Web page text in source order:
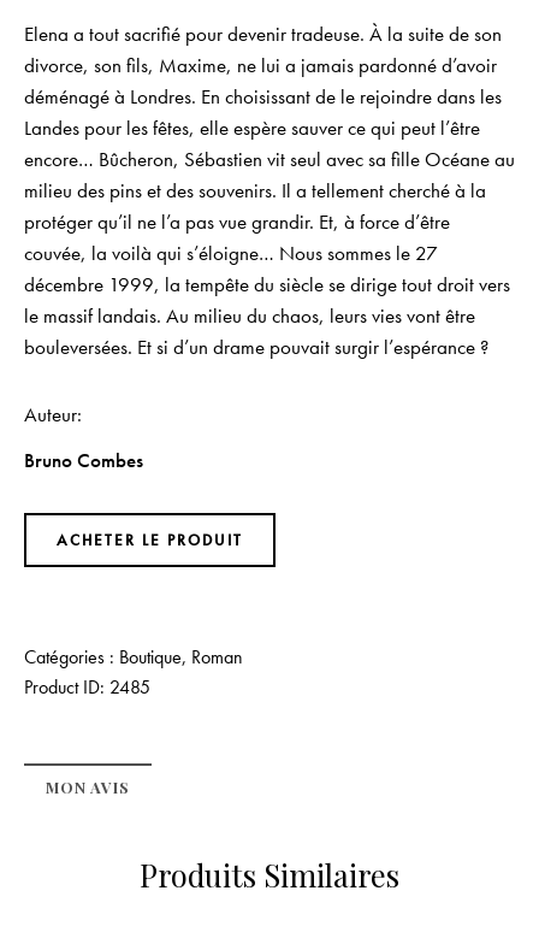
Elena a tout sacrifié pour devenir tradeuse. À la suite de son
divorce, son fils, Maxime, ne lui a jamais pardonné d’avoir
déménagé à Londres. En choisissant de le rejoindre dans les
Landes pour les fêtes, elle espère sauver ce qui peut l’être
encore… Bûcheron, Sébastien vit seul avec sa fille Océane au
milieu des pins et des souvenirs. Il a tellement cherché à la
protéger qu’il ne l’a pas vue grandir. Et, à force d’être
couvée, la voilà qui s’éloigne… Nous sommes le 27
décembre 1999, la tempête du siècle se dirige tout droit vers
le massif landais. Au milieu du chaos, leurs vies vont être
bouleversées. Et si d’un drame pouvait surgir l’espérance ?
Auteur
Bruno Combes
ACHETER LE PRODUIT
Catégories : Boutique, Roman
Product ID: 2485
MON AVIS
Produits Similaires